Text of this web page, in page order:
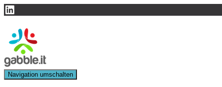
LinkedIn
Navigation umschalten